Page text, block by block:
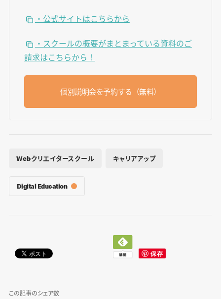
・公式サイトはこちらから
・スクールの概要がまとまっている資料のご
請求はこちらから！
個別説明会を予約する（無料）
Webクリエイタースクール キャリアアップ
Digital Education
この記事のシェア数